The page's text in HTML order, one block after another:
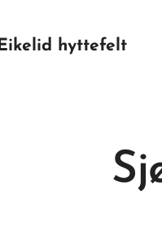
Eikelid hyttefelt